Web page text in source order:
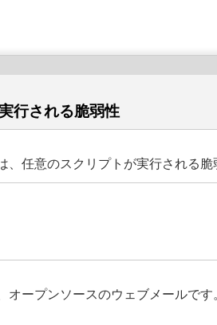
行される脆弱性
、任意のスクリプトが実行される脆
オープンソースのウェブメールで